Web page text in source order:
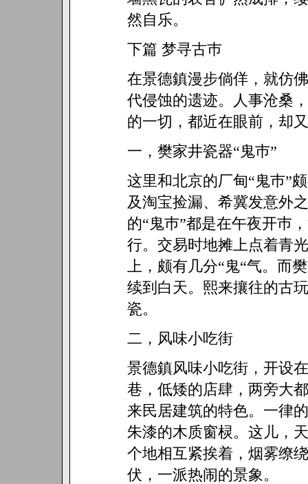
然自乐。
下篇 梦寻古巿
在景德鎮漫步倘佯，就仿
代侵蚀的遗迹。人事沧桑
的一切，都近在眼前，却
一，樊家井瓷器“鬼巿”
这里和北京的厂甸“鬼巿”
及淘宝捡漏、希冀发意外
的“鬼巿”都是在午夜开巿
行。交易时地摊上点着青
上，颇有几分“鬼“气。而
续到白天。熙来攘往的古
瓷。
二，风味小吃街
景德鎮风味小吃街，开设
巷，低矮的店肆，两旁大
来民居建筑的特色。一律
朱漆的木质窗棂。这儿，
个地相互紧挨着，烟雾缭
伏，一派热闹的景象。